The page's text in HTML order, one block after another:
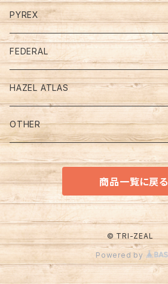
Restaurant Ware Mugs
Jade－Ite (ジェダイ）
Turquoise Blue （ターコイズブルー）
Ivory （アイボリー）
White （ホワイト）
Mugs
PRINT （プリント、モチーフ．．．）
ADVERTISING (アドバタイジング）
CHARACTER （キャラクター）
COLOR （カラー）
Bowl & Plate
ＪＡＤＥ - ＩＴＥ (ジェダイ）
ＯＴＨＥＲ
CUP & SAUCER
ＪＡＤＥ - ＩＴＥ (ジェダイ）
ＷＨＩＴＥ（ホワイト）
ＯＴＨＥＲ
OTHER
キッチン＆テーブルウエア
PYREX
デルファイトブルー
OTHER
FEDERAL
HAZEL ATLAS
OTHER
GLASBAKE (グラスベイク)
MACBETH-EVANS (マクベスエバンス)
OTHER
商品一覧に戻る
© TRI-ZEAL
Powered by